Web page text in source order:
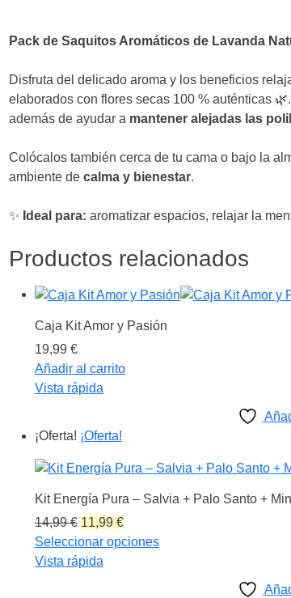
Pack de Saquitos Aromáticos de Lavanda
Disfruta del delicado aroma y los beneficios
elaborados con flores secas 100 % auténticas
además de ayudar a mantener alejadas las
Colócalos también cerca de tu cama o bajo la
ambiente de calma y bienestar.
✨ Ideal para: aromatizar espacios, relajar la
Productos relacionados
Caja Kit Amor y Pasión
19,99 €
Añadir al carrito
Vista rápida
¡Oferta! ¡Oferta!
Kit Energía Pura – Salvia + Palo Santo +
14,99€ El
precio
original
11,99 €El
precio
Seleccionar opciones
Vista rápida